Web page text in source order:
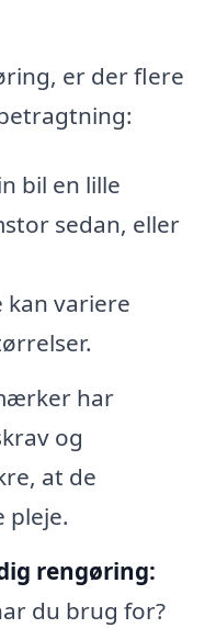
er der flere
bil en lille
sedan, eller
kan variere
har
og
at de
pleje.
rengøring:
du brug for?